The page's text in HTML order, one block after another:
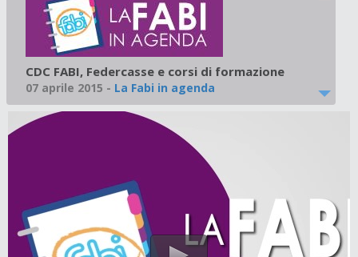
CDC FABI, Federcasse e corsi di formazione
07 aprile 2015 - La Fabi in agenda